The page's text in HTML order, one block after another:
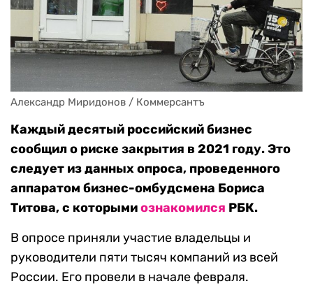
Александр Миридонов / Коммерсантъ
Каждый десятый российский бизнес
сообщил о риске закрытия в 2021 году. Это
следует из данных опроса, проведенного
аппаратом бизнес-омбудсмена Бориса
Титова, с которымиознакомился РБК.
В опросе приняли участие владельцы и
руководители пяти тысяч компаний из всей
России. Его провели в начале февраля.